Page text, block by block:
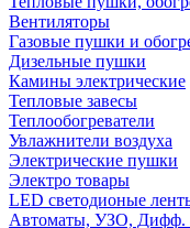
Вентиляторы
Газовые пушки и
Дизельные пушки
Камины электрические
Тепловые завесы
Теплообогреватели
Увлажнители воздуха
Электрические пушки
Электро товары
LED светодионые
Автоматы, УЗО, Дифф.